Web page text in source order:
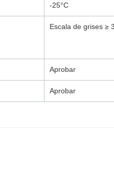
-25°C
Escala de grises ≥ 3
Aprobar
Aprobar